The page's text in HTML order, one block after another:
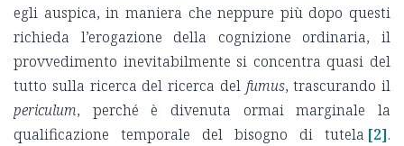
egli auspica, in maniera che neppure più dopo questi
richieda l’erogazione della cognizione ordinaria, il
provvedimento inevitabilmente si concentra quasi del
tutto sulla ricerca del ricerca del fumus, trascurando il
periculum, perché è divenuta ormai marginale la
qualificazione temporale del bisogno di tutela [2].